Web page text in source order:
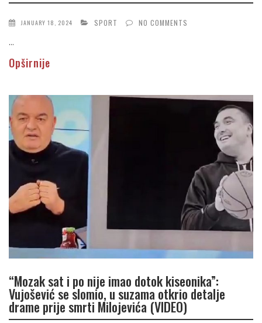
JANUARY 18, 2024 SPORT NO COMMENTS
...
Opširnije
“Mozak sat i po nije imao dotok kiseonika”:
Vujošević se slomio, u suzama otkrio detalje
drame prije smrti Milojevića (VIDEO)